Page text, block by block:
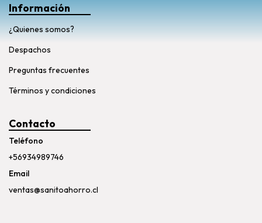
Información
¿Quienes somos?
Despachos
Preguntas frecuentes
Términos y condiciones
Contacto
Teléfono
+56934989746
Email
ventas@sanitoahorro.cl